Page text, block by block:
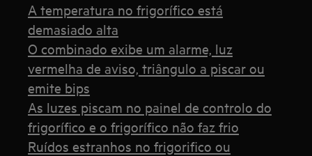
A temperatura no frigorífico está
demasiado alta
O combinado exibe um alarme, luz
vermelha de aviso, triângulo a piscar ou
emite bips
As luzes piscam no painel de controlo do
frigorífico e o frigorífico não faz frio
Ruídos estranhos no frigorifico ou